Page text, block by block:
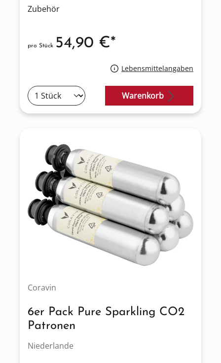
Zubehör
Lebensmittelangaben
pro Stück 54,90 €*
Warenkorb
Coravin
6er Pack Pure Sparkling CO2
Patronen
Niederlande